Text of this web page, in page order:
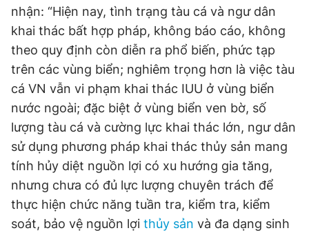
nhận: “Hiện nay, tình trạng tàu cá và ngư dân
khai thác bất hợp pháp, không báo cáo, không
theo quy định còn diễn ra phổ biến, phức tạp
trên các vùng biển; nghiêm trọng hơn là việc tàu
cá VN vẫn vi phạm khai thác IUU ở vùng biển
nước ngoài; đặc biệt ở vùng biển ven bờ, số
lượng tàu cá và cường lực khai thác lớn, ngư dân
sử dụng phương pháp khai thác thủy sản mang
tính hủy diệt nguồn lợi có xu hướng gia tăng,
nhưng chưa có đủ lực lượng chuyên trách để
thực hiện chức năng tuần tra, kiểm tra, kiểm
soát, bảo vệ nguồn lợi thủy sản và đa dạng sinh